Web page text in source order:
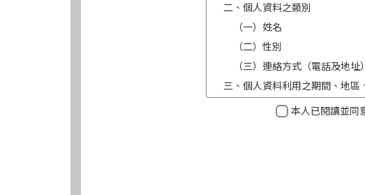
二、個人資料之類別
（一）姓名
（二）性別
（三）連絡方式（電話及地址）
三、個人資料利用之期間、地區
（一）期間：蒐集之目的存
本人已閱讀並同